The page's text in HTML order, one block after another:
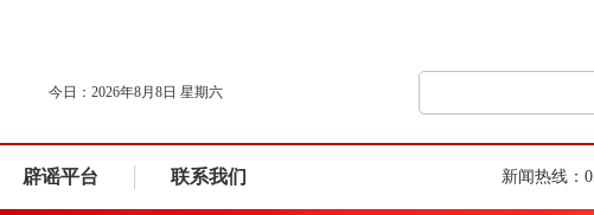
今日： 2026年8月8日 星期六
辟谣平台 联系我们 新闻热线：